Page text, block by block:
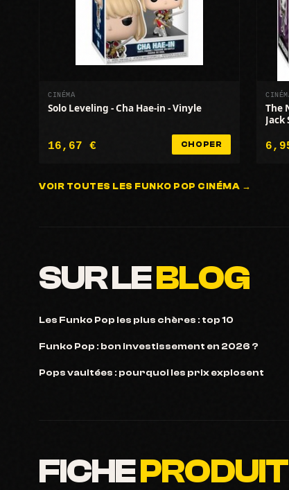
CINÉMA
Solo Leveling - Cha Hae-in - Vinyle
16,67 € CHOPER
The
Jack
VOIR TOUTES LES FUNKO POP CINÉMA →
SUR LEBLOG
Les Funko Pop les plus chères : top 10
Funko Pop : bon investissement en 2026 ?
Pops vaultées : pourquoi les prix explosent
FICHEPRODUIT